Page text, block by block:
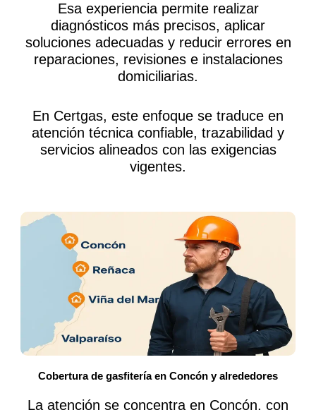
Esa experiencia permite realizar
diagnósticos más precisos, aplicar
soluciones adecuadas y reducir errores en
reparaciones, revisiones e instalaciones
domiciliarias.
En Certgas, este enfoque se traduce en
atención técnica confiable, trazabilidad y
servicios alineados con las exigencias
vigentes.
Cobertura de gasfitería en Concón y alrededores
La atención se concentra en Concón, con